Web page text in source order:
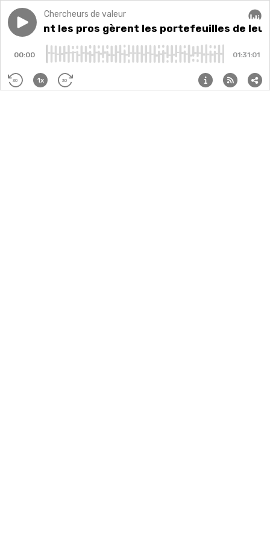
Play episodeComment les pros gèrent les portefeuilles de leurs
Chercheurs de valeur
Comment les pros gèrent les portefeuilles de
00:00 01:31:01
30 1x 30